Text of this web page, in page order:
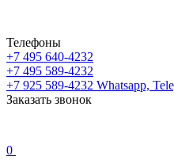
Телефоны
+7 495 640-4232
+7 495 589-4232
+7 925 589-4232 Whatsapp,
Заказать звонок
0